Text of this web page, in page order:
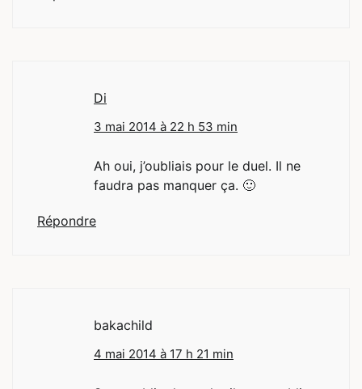
Di
3 mai 2014 à 22 h 53 min
Ah oui, j’oubliais pour le duel. Il ne
faudra pas manquer ça. 🙂
Répondre
bakachild
4 mai 2014 à 17 h 21 min